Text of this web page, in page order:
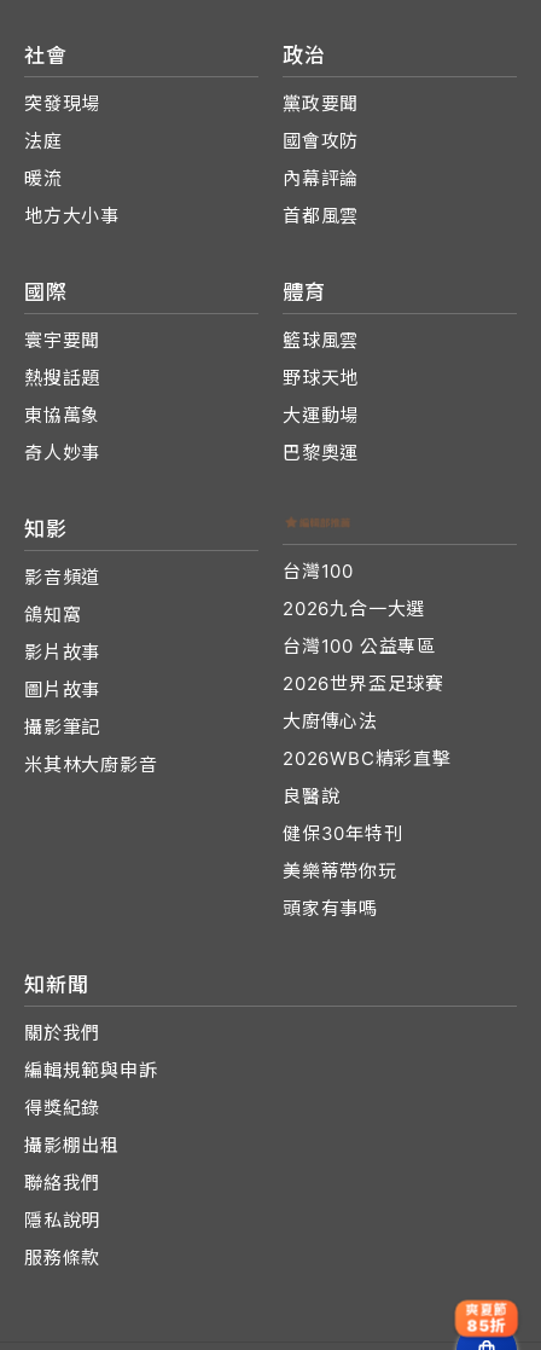
社會
突發現場
法庭
暖流
地方大小事
政治
黨政要聞
國會攻防
內幕評論
首都風雲
國際
寰宇要聞
熱搜話題
東協萬象
奇人妙事
體育
籃球風雲
野球天地
大運動場
巴黎奧運
知影
影音頻道
鴿知窩
影片故事
圖片故事
攝影筆記
米其林大廚影音
台灣100
2026九合一大選
台灣100 公益專區
2026世界盃足球賽
大廚傳心法
2026WBC精彩直擊
良醫說
健保30年特刊
美樂蒂帶你玩
頭家有事嗎
知新聞
關於我們
編輯規範與申訴
得獎紀錄
攝影棚出租
聯絡我們
隱私說明
服務條款
爽夏節
85折